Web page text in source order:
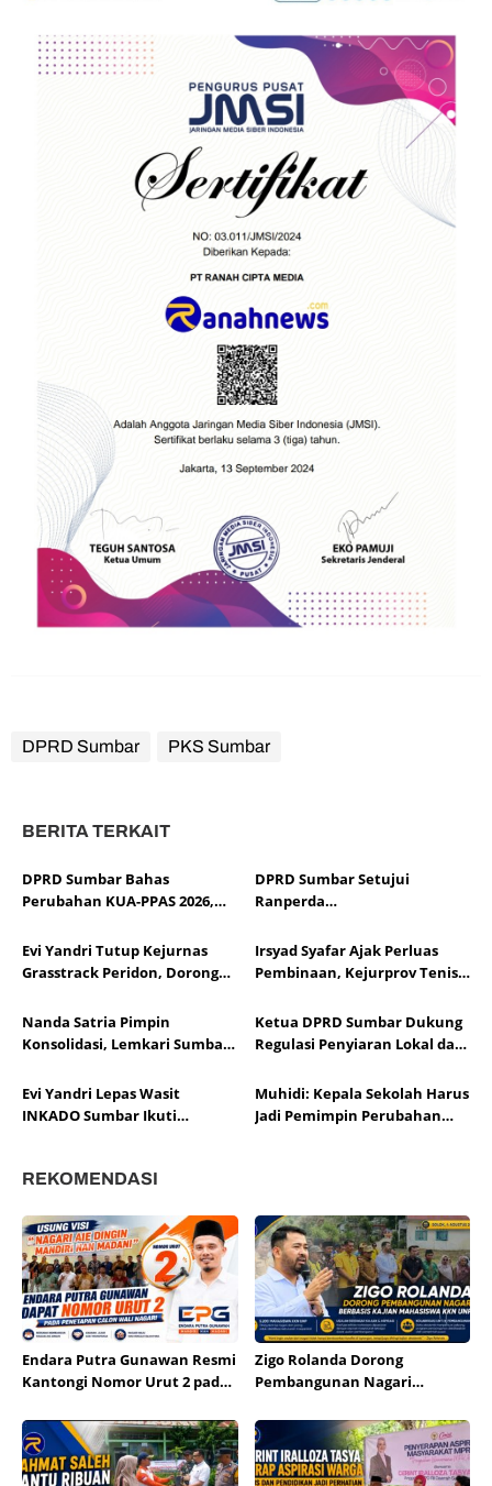
DPRD Sumbar PKS Sumbar
BERITA TERKAIT
DPRD Sumbar Bahas
Perubahan KUA-PPAS 2026,
Dinamika Fiskal dan Ekonomi
Daerah
DPRD Sumbar Setujui
Ranperda
2025, Soroti Efektivitas
Kinerja Fiskal
Evi Yandri Tutup Kejurnas
Grasstrack Peridon, Dorong
Berprestasi
Irsyad Syafar Ajak Perluas
Pembinaan, Kejurprov Tenis
Atlet Berprestasi
Nanda Satria Pimpin
Konsolidasi, Lemkari Sumbar
2026
Ketua DPRD Sumbar Dukung
Regulasi Penyiaran Lokal dan
Evi Yandri Lepas Wasit
INKADO Sumbar Ikuti
Muhidi: Kepala Sekolah Harus
Jadi Pemimpin Perubahan
REKOMENDASI
Endara Putra Gunawan Resmi
Kantongi Nomor Urut 2 pada
Aie Dingin
Zigo Rolanda Dorong
Pembangunan Nagari
KKN UNP